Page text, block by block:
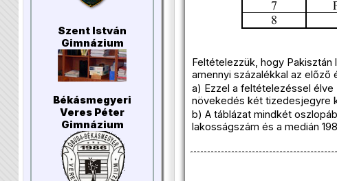
Szent István
Gimnázium
Békásmegyeri
Veres Péter
Gimnázium
Feltételezzük, hogy Pakisztán
amennyi százalékkal az előző
a) Ezzel a feltételezéssel
növekedés két tizedesjegyre
b) A táblázat mindkét
lakosságszám és a medián